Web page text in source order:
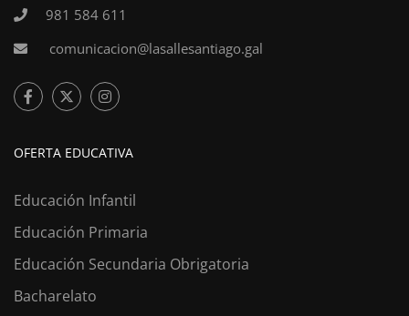
981 584 611
comunicacion@lasallesantiago.gal
OFERTA EDUCATIVA
Educación Infantil
Educación Primaria
Educación Secundaria Obrigatoria
Bacharelato